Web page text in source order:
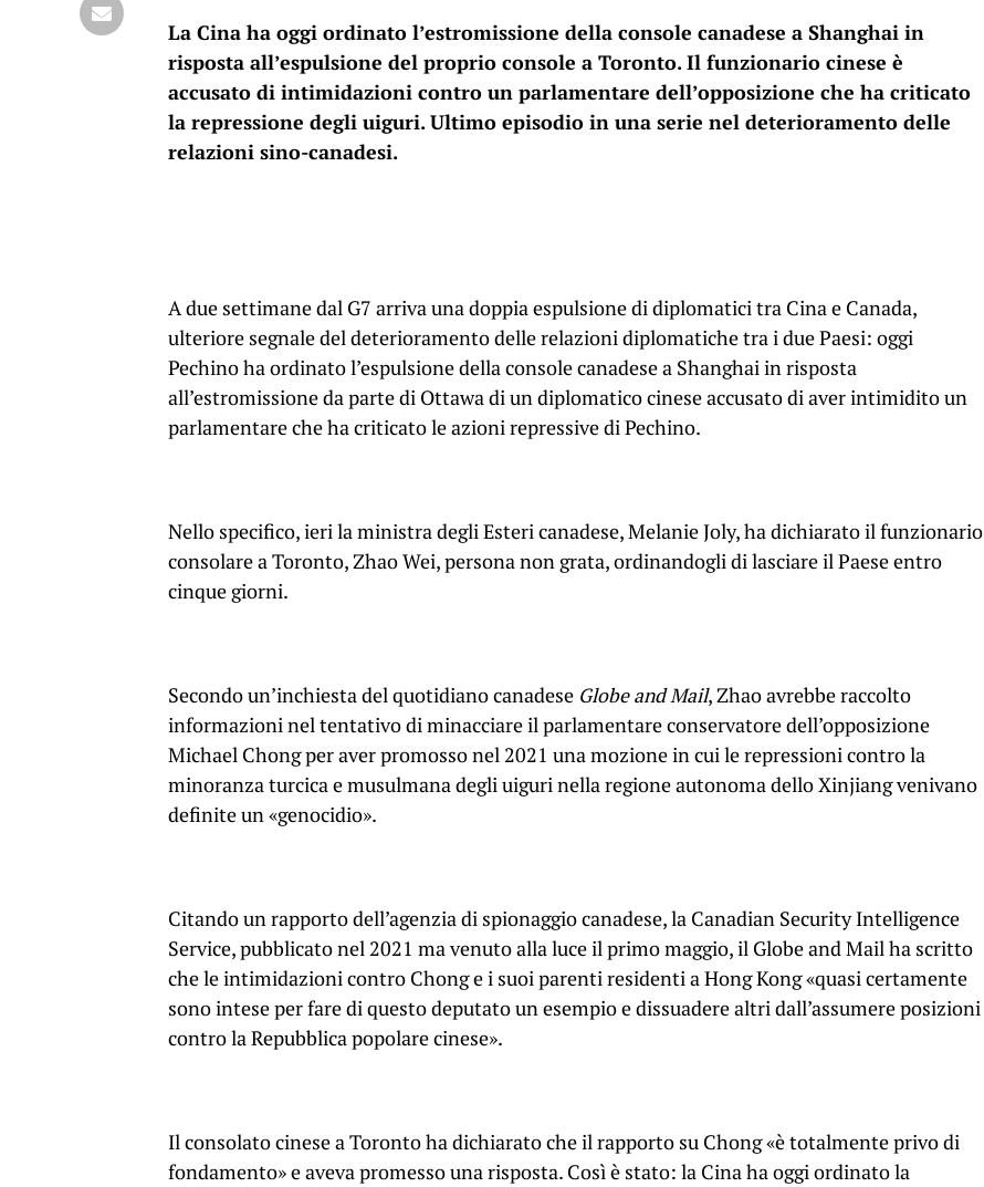
La Cina ha oggi ordinato l’estromissione della console canadese a Shanghai in
risposta all’espulsione del proprio console a Toronto. Il funzionario cinese è
accusato di intimidazioni contro un parlamentare dell’opposizione che ha criticato
la repressione degli uiguri. Ultimo episodio in una serie nel deterioramento delle
relazioni sino-canadesi.
A due settimane dal G7 arriva una doppia espulsione di diplomatici tra Cina e Canada,
ulteriore segnale del deterioramento delle relazioni diplomatiche tra i due Paesi: oggi
Pechino ha ordinato l’espulsione della console canadese a Shanghai in risposta
all’estromissione da parte di Ottawa di un diplomatico cinese accusato di aver intimidito un
parlamentare che ha criticato le azioni repressive di Pechino.
Nello specifico, ieri la ministra degli Esteri canadese, Melanie Joly, ha dichiarato il funzionario
consolare a Toronto, Zhao Wei, persona non grata, ordinandogli di lasciare il Paese entro
cinque giorni.
Secondo un’inchiesta del quotidiano canadese Globe and Mail, Zhao avrebbe raccolto
informazioni nel tentativo di minacciare il parlamentare conservatore dell’opposizione
Michael Chong per aver promosso nel 2021 una mozione in cui le repressioni contro la
minoranza turcica e musulmana degli uiguri nella regione autonoma dello Xinjiang venivano
definite un «genocidio».
Citando un rapporto dell’agenzia di spionaggio canadese, la Canadian Security Intelligence
Service, pubblicato nel 2021 ma venuto alla luce il primo maggio, il Globe and Mail ha scritto
che le intimidazioni contro Chong e i suoi parenti residenti a Hong Kong «quasi certamente
sono intese per fare di questo deputato un esempio e dissuadere altri dall’assumere posizioni
contro la Repubblica popolare cinese».
Il consolato cinese a Toronto ha dichiarato che il rapporto su Chong «è totalmente privo di
fondamento» e aveva promesso una risposta. Così è stato: la Cina ha oggi ordinato la